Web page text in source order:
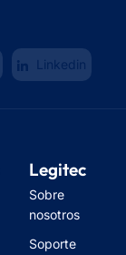
Linkedin
Legitec
Sobre
nosotros
Soporte